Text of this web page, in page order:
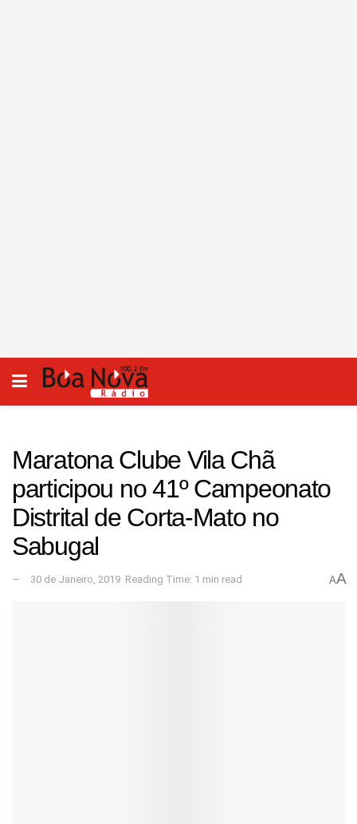
Maratona Clube Vila Chã
participou no 41º Campeonato
Distrital de Corta-Mato no
Sabugal
30 de Janeiro, 2019 Reading Time: 1 min read AA